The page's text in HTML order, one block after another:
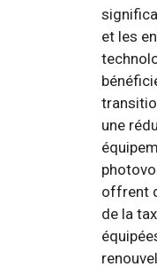
et les
une
offrent
de la